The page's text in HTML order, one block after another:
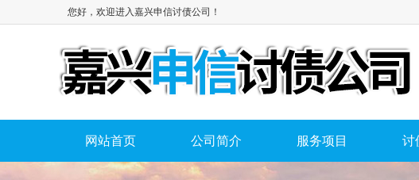
您好，欢迎进入嘉兴申信讨债公司！
网站首页 公司简介 服务项目 讨